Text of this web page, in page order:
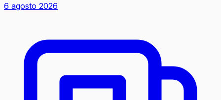
6 agosto 2026